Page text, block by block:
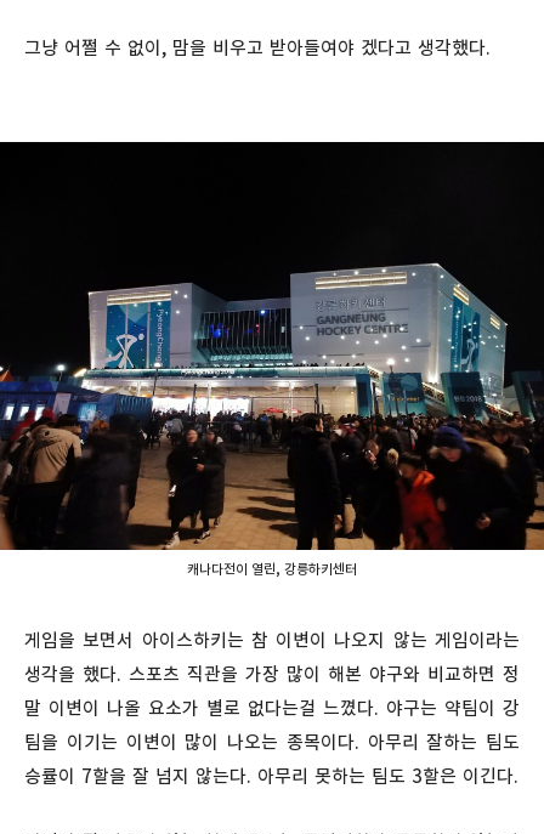
그냥 어쩔 수 없이, 맘을 비우고 받아들여야 겠다고 생각했다.
캐나다전이 열린, 강릉하키센터
게임을 보면서 아이스하키는 참 이변이 나오지 않는 게임이라는
생각을 했다. 스포츠 직관을 가장 많이 해본 야구와 비교하면 정
말 이변이 나올 요소가 별로 없다는걸 느꼈다. 야구는 약팀이 강
팀을 이기는 이변이 많이 나오는 종목이다. 아무리 잘하는 팀도
승률이 7할을 잘 넘지 않는다. 아무리 못하는 팀도 3할은 이긴다.